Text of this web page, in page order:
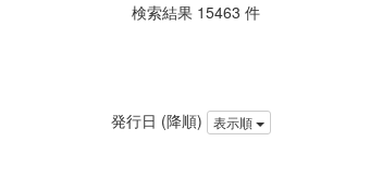
検索結果 15463 件
発行日 (降順) 表示順